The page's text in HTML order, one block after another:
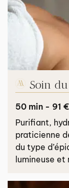
Soin
50 min - 91 €
Purifiant,
praticienne
du type
lumineuse et